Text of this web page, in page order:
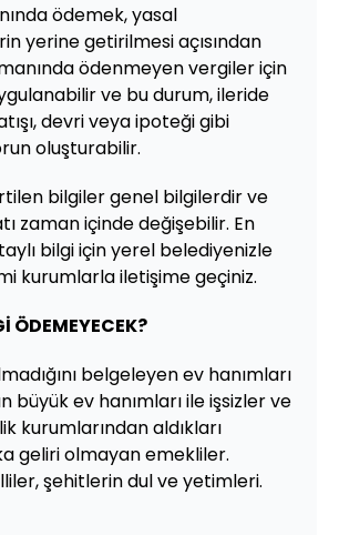
ödemek, yasal
yerine getirilmesi açısından
ödenmeyen vergiler için
ve bu durum, ileride
devri veya ipoteği gibi
oluşturabilir.
bilgiler genel bilgilerdir ve
zaman içinde değişebilir. En
bilgi için yerel belediyenizle
kurumlarla iletişime geçiniz.
ÖDEMEYECEK?
belgeleyen ev hanımları
büyük ev hanımları ile işsizler ve
kurumlarından aldıkları
geliri olmayan emekliler.
şehitlerin dul ve yetimleri.